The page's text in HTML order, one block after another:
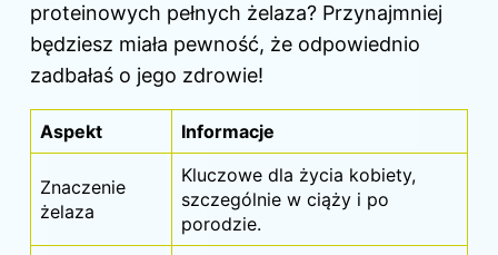
proteinowych pełnych żelaza? Przynajmniej
będziesz miała pewność, że odpowiednio
zadbałaś o jego zdrowie!
Aspekt Informacje
Znaczenie
żelaza
Kluczowe dla życia kobiety,
szczególnie w ciąży i po
porodzie.